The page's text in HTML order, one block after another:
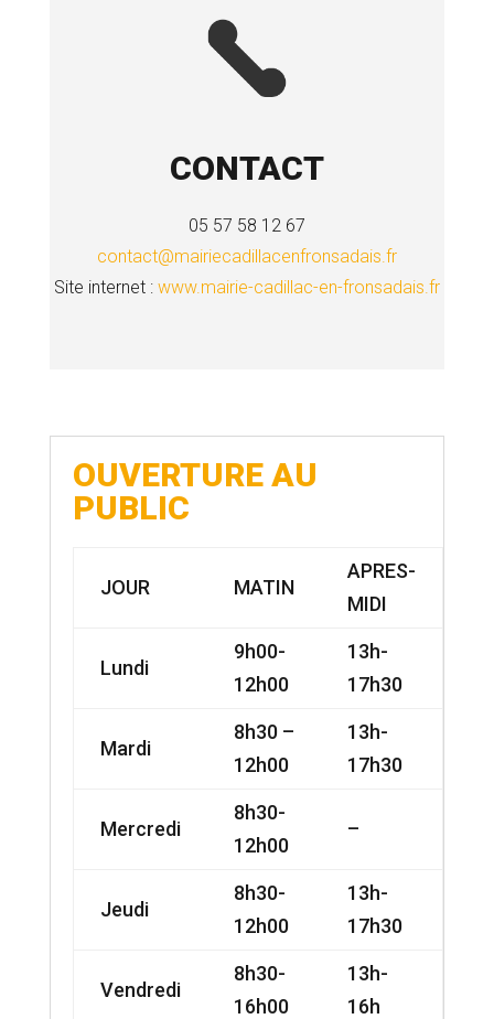
CONTACT
05 57 58 12 67
contact@mairiecadillacenfronsadais.fr
Site internet : www.mairie-cadillac-en-fronsadais.fr
OUVERTURE AU
PUBLIC
JOUR MATIN
APRES-
MIDI
Lundi
9h00-
12h00
13h-
17h30
Mardi
8h30 –
12h00
13h-
17h30
Mercredi
8h30-
12h00
–
Jeudi
8h30-
12h00
13h-
17h30
Vendredi
8h30-
16h00
13h-
16h